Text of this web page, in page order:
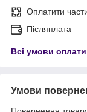
Оплатити
Післяплата
Всі умови оплати
Умови